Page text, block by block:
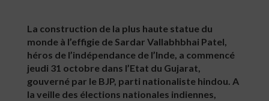
La construction de la plus haute statue du
monde à l’effigie de Sardar Vallabhbhai Patel,
héros de l’indépendance de l’Inde, a commencé
jeudi 31 octobre dans l’Etat du Gujarat,
gouverné par le BJP, parti nationaliste hindou. A
la veille des élections nationales indiennes,